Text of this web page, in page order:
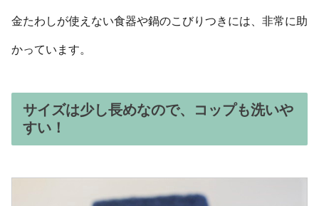
金たわしが使えない食器や鍋のこびりつきには、非常に助
かっています。
サイズは少し長めなので、コップも洗いや
すい！